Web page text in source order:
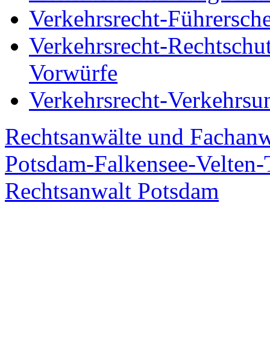
Verkehrsrecht-
Verkehrsrecht-
Vorwürfe
Verkehrsrecht-
Rechtsanwälte und
Potsdam-Falkensee-
Rechtsanwalt Potsdam